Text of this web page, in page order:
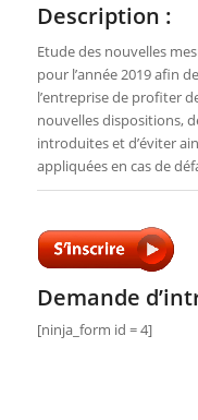
Description :
Etude des nouvelles
pour l’année 2019 afin
l’entreprise de profiter
nouvelles dispositions,
introduites et d’éviter
appliquées en cas de
Demande
[ninja_form id = 4]